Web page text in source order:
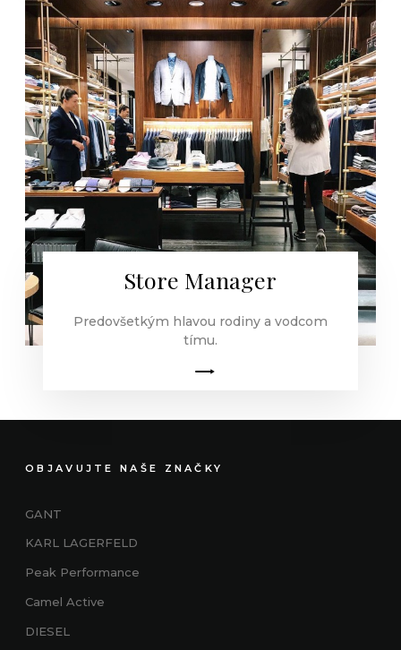
Store Manager
Predovšetkým hlavou rodiny a vodcom
tímu.
OBJAVUJTE NAŠE ZNAČKY
GANT
KARL LAGERFELD
Peak Performance
Camel Active
DIESEL